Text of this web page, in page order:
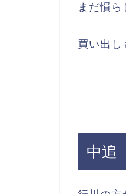
まだ慣
買い出し
中追